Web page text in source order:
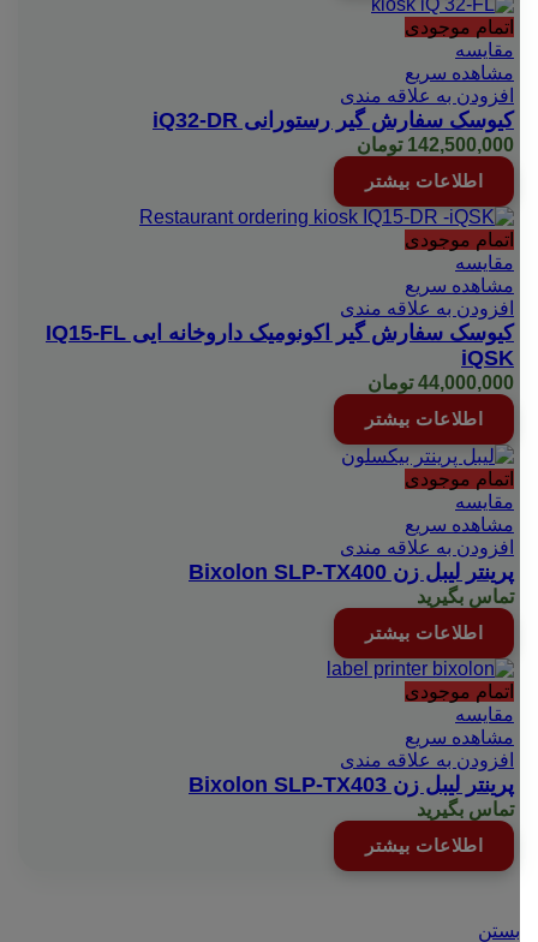
اتمام موجودی
مقایسه
مشاهده سریع
افزودن به علاقه مندی
کیوسک سفارش گیر رستورانی iQ32-DR
142,500,000 تومان
اطلاعات بیشتر
اتمام موجودی
مقایسه
مشاهده سریع
افزودن به علاقه مندی
کیوسک سفارش گیر اکونومیک داروخانه ایی IQ15-FL
iQSK
44,000,000 تومان
اطلاعات بیشتر
اتمام موجودی
مقایسه
مشاهده سریع
افزودن به علاقه مندی
پرینتر لیبل زن Bixolon SLP-TX400
تماس بگیرید
اطلاعات بیشتر
اتمام موجودی
مقایسه
مشاهده سریع
افزودن به علاقه مندی
پرینتر لیبل زن Bixolon SLP-TX403
تماس بگیرید
اطلاعات بیشتر
بستن